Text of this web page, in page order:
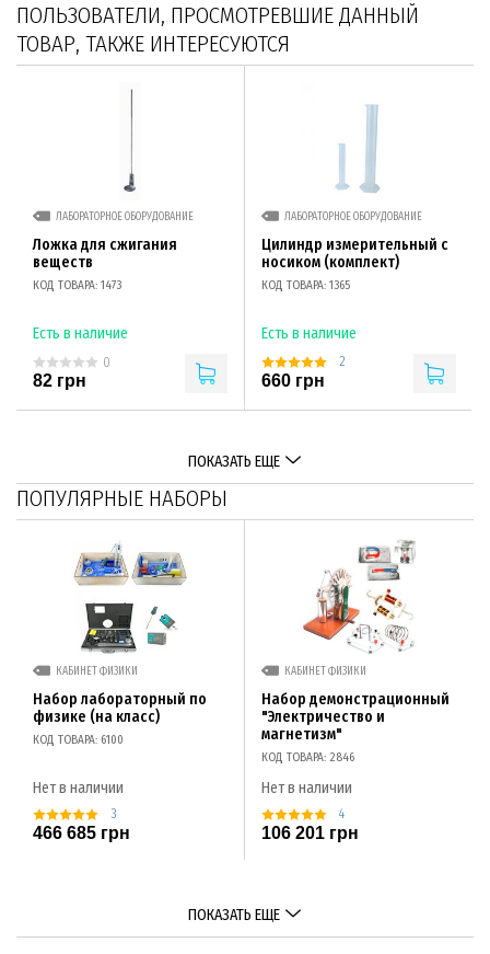
ПОЛЬЗОВАТЕЛИ, ПРОСМОТРЕВШИЕ ДАННЫЙ
ТОВАР, ТАКЖЕ ИНТЕРЕСУЮТСЯ
ЛАБОРАТОРНОЕ ОБОРУДОВАНИЕ
Ложка для сжигания
веществ
КОД ТОВАРА: 1473
Есть в наличие
0
82 грн
ЛАБОРАТОРНОЕ ОБОРУДОВАНИЕ
Цилиндр измерительный с
носиком (комплект)
КОД ТОВАРА: 1365
Есть в наличие
2
660 грн
ПОКАЗАТЬ ЕЩЕ
ПОПУЛЯРНЫЕ НАБОРЫ
КАБИНЕТ ФИЗИКИ
Набор лабораторный по
физике (на класс)
КОД ТОВАРА: 6100
Нет в наличии
3
466 685 грн
КАБИНЕТ ФИЗИКИ
Набор демонстрационный
"Электричество и
магнетизм"
КОД ТОВАРА: 2846
Нет в наличии
4
106 201 грн
ПОКАЗАТЬ ЕЩЕ